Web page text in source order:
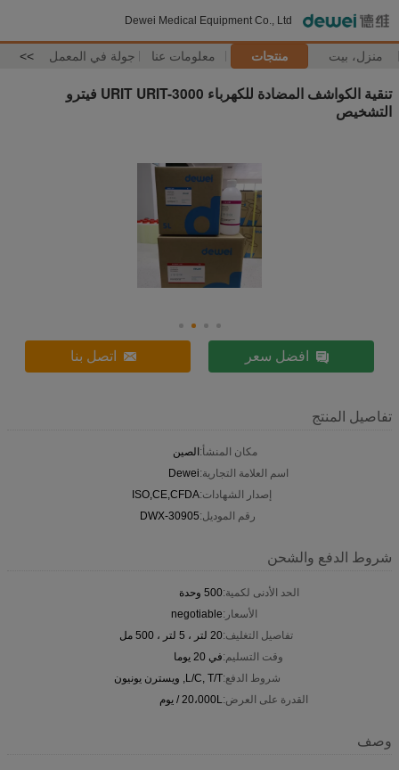
Dewei Medical Equipment Co., Ltd
منزل، بيت منتجات معلومات عنا جولة في المعمل >>
تنقية الكواشف المضادة للكهرباء URIT URIT-3000 فيترو
التشخيص
افضل سعر اتصل بنا
تفاصيل المنتج
مكان المنشأ:الصين
اسم العلامة التجارية:Dewei
إصدار الشهادات:ISO,CE,CFDA
رقم الموديل:DWX-30905
شروط الدفع والشحن
الحد الأدنى لكمية:500 وحدة
الأسعار:negotiable
تفاصيل التغليف:20 لتر ، 5 لتر ، 500 مل
وقت التسليم:في 20 يوما
شروط الدفع:L/C, T/T, ويسترن يونيون
القدرة على العرض:20،000L / يوم
وصف